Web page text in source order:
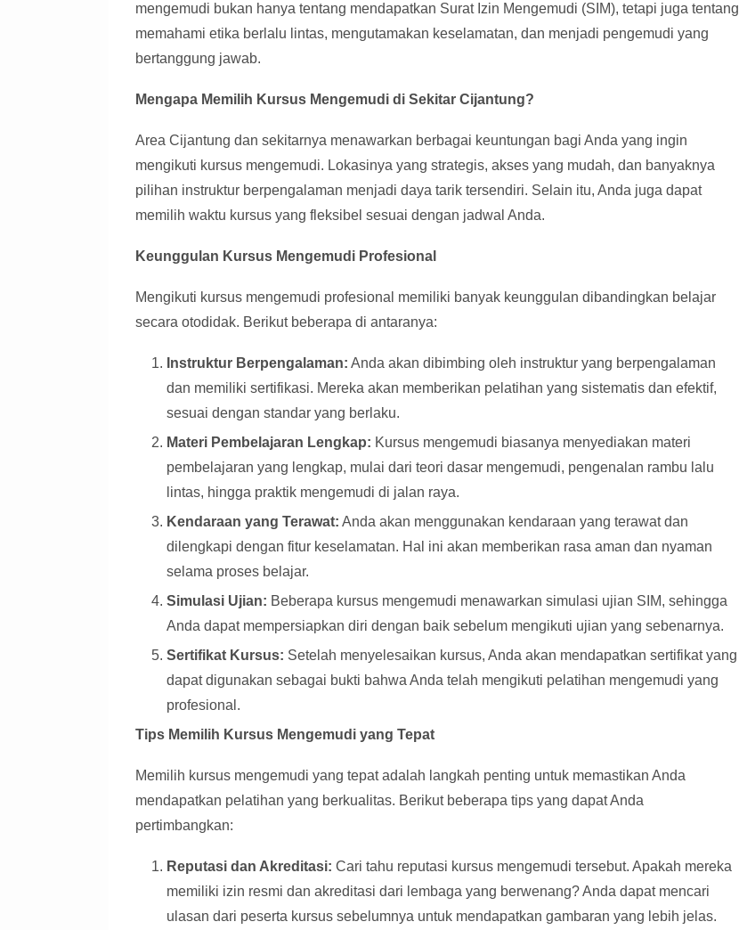
mengemudi bukan hanya tentang mendapatkan Surat Izin Mengemudi (SIM), tetapi juga tentang
memahami etika berlalu lintas, mengutamakan keselamatan, dan menjadi pengemudi yang
bertanggung jawab.
Mengapa Memilih Kursus Mengemudi di Sekitar Cijantung?
Area Cijantung dan sekitarnya menawarkan berbagai keuntungan bagi Anda yang ingin
mengikuti kursus mengemudi. Lokasinya yang strategis, akses yang mudah, dan banyaknya
pilihan instruktur berpengalaman menjadi daya tarik tersendiri. Selain itu, Anda juga dapat
memilih waktu kursus yang fleksibel sesuai dengan jadwal Anda.
Keunggulan Kursus Mengemudi Profesional
Mengikuti kursus mengemudi profesional memiliki banyak keunggulan dibandingkan belajar
secara otodidak. Berikut beberapa di antaranya:
Instruktur Berpengalaman: Anda akan dibimbing oleh instruktur yang berpengalaman
dan memiliki sertifikasi. Mereka akan memberikan pelatihan yang sistematis dan efektif,
sesuai dengan standar yang berlaku.
Materi Pembelajaran Lengkap: Kursus mengemudi biasanya menyediakan materi
pembelajaran yang lengkap, mulai dari teori dasar mengemudi, pengenalan rambu lalu
lintas, hingga praktik mengemudi di jalan raya.
Kendaraan yang Terawat: Anda akan menggunakan kendaraan yang terawat dan
dilengkapi dengan fitur keselamatan. Hal ini akan memberikan rasa aman dan nyaman
selama proses belajar.
Simulasi Ujian: Beberapa kursus mengemudi menawarkan simulasi ujian SIM, sehingga
Anda dapat mempersiapkan diri dengan baik sebelum mengikuti ujian yang sebenarnya.
Sertifikat Kursus: Setelah menyelesaikan kursus, Anda akan mendapatkan sertifikat yang
dapat digunakan sebagai bukti bahwa Anda telah mengikuti pelatihan mengemudi yang
profesional.
Tips Memilih Kursus Mengemudi yang Tepat
Memilih kursus mengemudi yang tepat adalah langkah penting untuk memastikan Anda
mendapatkan pelatihan yang berkualitas. Berikut beberapa tips yang dapat Anda
pertimbangkan:
Reputasi dan Akreditasi: Cari tahu reputasi kursus mengemudi tersebut. Apakah mereka
memiliki izin resmi dan akreditasi dari lembaga yang berwenang? Anda dapat mencari
ulasan dari peserta kursus sebelumnya untuk mendapatkan gambaran yang lebih jelas.